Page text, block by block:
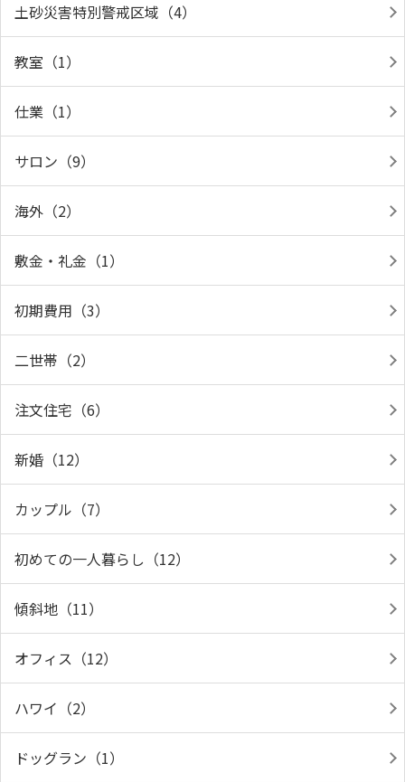
土砂災害特別警戒区域（4）
教室（1）
仕業（1）
サロン（9）
海外（2）
敷金・礼金（1）
初期費用（3）
二世帯（2）
注文住宅（6）
新婚（12）
カップル（7）
初めての一人暮らし（12）
傾斜地（11）
オフィス（12）
ハワイ（2）
ドッグラン（1）